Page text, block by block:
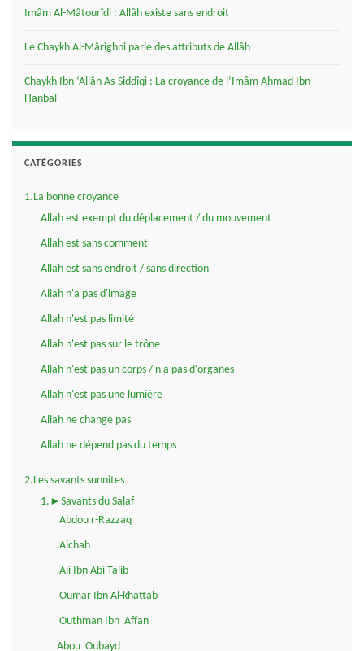
Imâm Al-Mâtourîdi : Allâh existe sans endroit
Le Chaykh Al-Mârighni parle des attributs de Allâh
Chaykh Ibn ‘Allân As-Siddîqi : La croyance de l’Imâm Ahmad Ibn
Hanbal
CATÉGORIES
1.La bonne croyance
Allah est exempt du déplacement / du mouvement
Allah est sans comment
Allah est sans endroit / sans direction
Allah n'a pas d'image
Allah n'est pas limité
Allah n'est pas sur le trône
Allah n'est pas un corps / n'a pas d'organes
Allah n'est pas une lumière
Allah ne change pas
Allah ne dépend pas du temps
2.Les savants sunnites
1.►Savants du Salaf
'Abdou r-Razzaq
'Aichah
'Ali Ibn Abi Talib
'Oumar Ibn Al-khattab
'Outhman Ibn 'Affan
Abou 'Oubayd